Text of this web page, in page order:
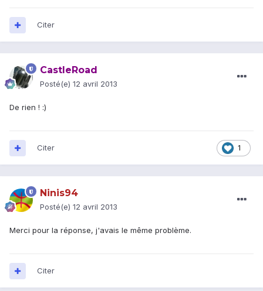
Citer
CastleRoad
Posté(e) 12 avril 2013
De rien ! :)
1
Citer
Ninis94
Posté(e) 12 avril 2013
Merci pour la réponse, j'avais le même problème.
Citer